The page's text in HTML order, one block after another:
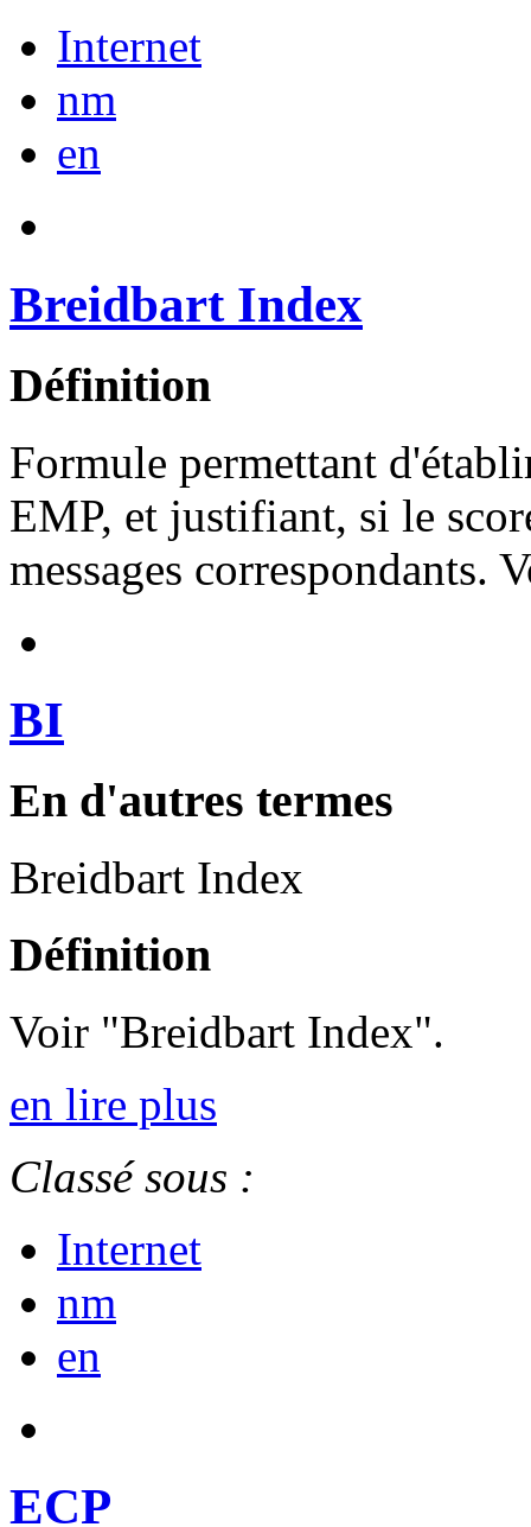
Internet
nm
en
Breidbart Index
Définition
Formule permettant
EMP, et justifiant, si le
messages
BI
En d'autres termes
Breidbart Index
Définition
Voir "Breidbart Index".
en lire plus
Classé sous :
Internet
nm
en
ECP